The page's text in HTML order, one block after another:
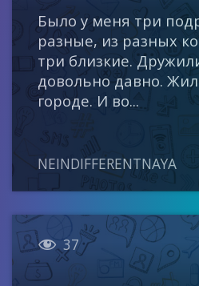
Было у меня три
разные, из разных
три близкие.
довольно давно.
городе. И во...
NEINDIFFERENTNAYA
 37